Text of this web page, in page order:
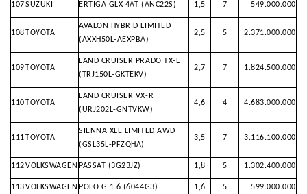
107SUZUKI ERTIGA GLX 4AT (ANC22S) 1,5 7 549.000.000
108 TOYOTA
AVALON HYBRID LIMITED
(AXXH50L-AEXPBA)
2,5 5 2.371.000.000
109 TOYOTA
LAND CRUISER PRADO TX-L
(TRJ150L-GKTEKV)
2,7 7 1.824.500.000
110 TOYOTA
LAND CRUISER VX-R
(URJ202L-GNTVKW)
4,6 4 4.683.000.000
111 TOYOTA
SIENNA XLE LIMITED AWD
(GSL35L-PFZQHA)
3,5 7 3.116.100.000
112VOLKSWAGEN PASSAT (3G23JZ) 1,8 5 1.302.400.000
113VOLKSWAGEN POLO G 1.6 (6044G3) 1,6 5 599.000.000